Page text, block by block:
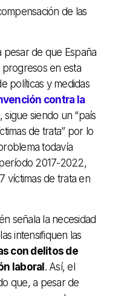
de las
de que España
progresos en esta
políticas y medidas
contra la
, sigue siendo un “país
de trata” por lo
todavía
2017-2022,
víctimas de trata en
señala la necesidad
intensifiquen las
con delitos de
laboral . Así, el
que, a pesar de